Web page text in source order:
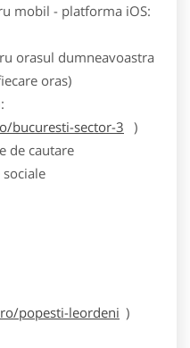
mobil - platforma iOS:
orasul dumneavoastra
oras)
bucuresti-sector-3 )
de cautare
popesti-leordeni )